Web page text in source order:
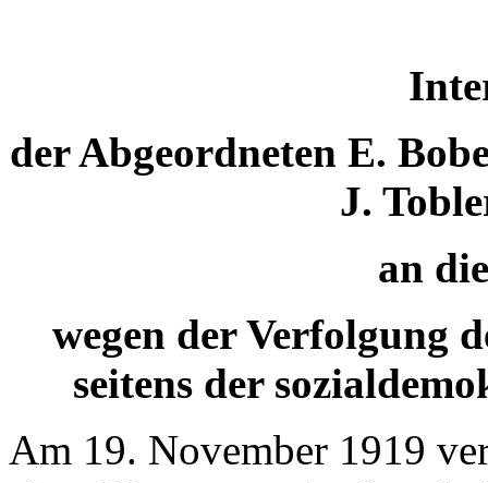
der Abgeordneten E.
J.
an
wegen der Verfolgung
seitens der
Am 19. November 1919